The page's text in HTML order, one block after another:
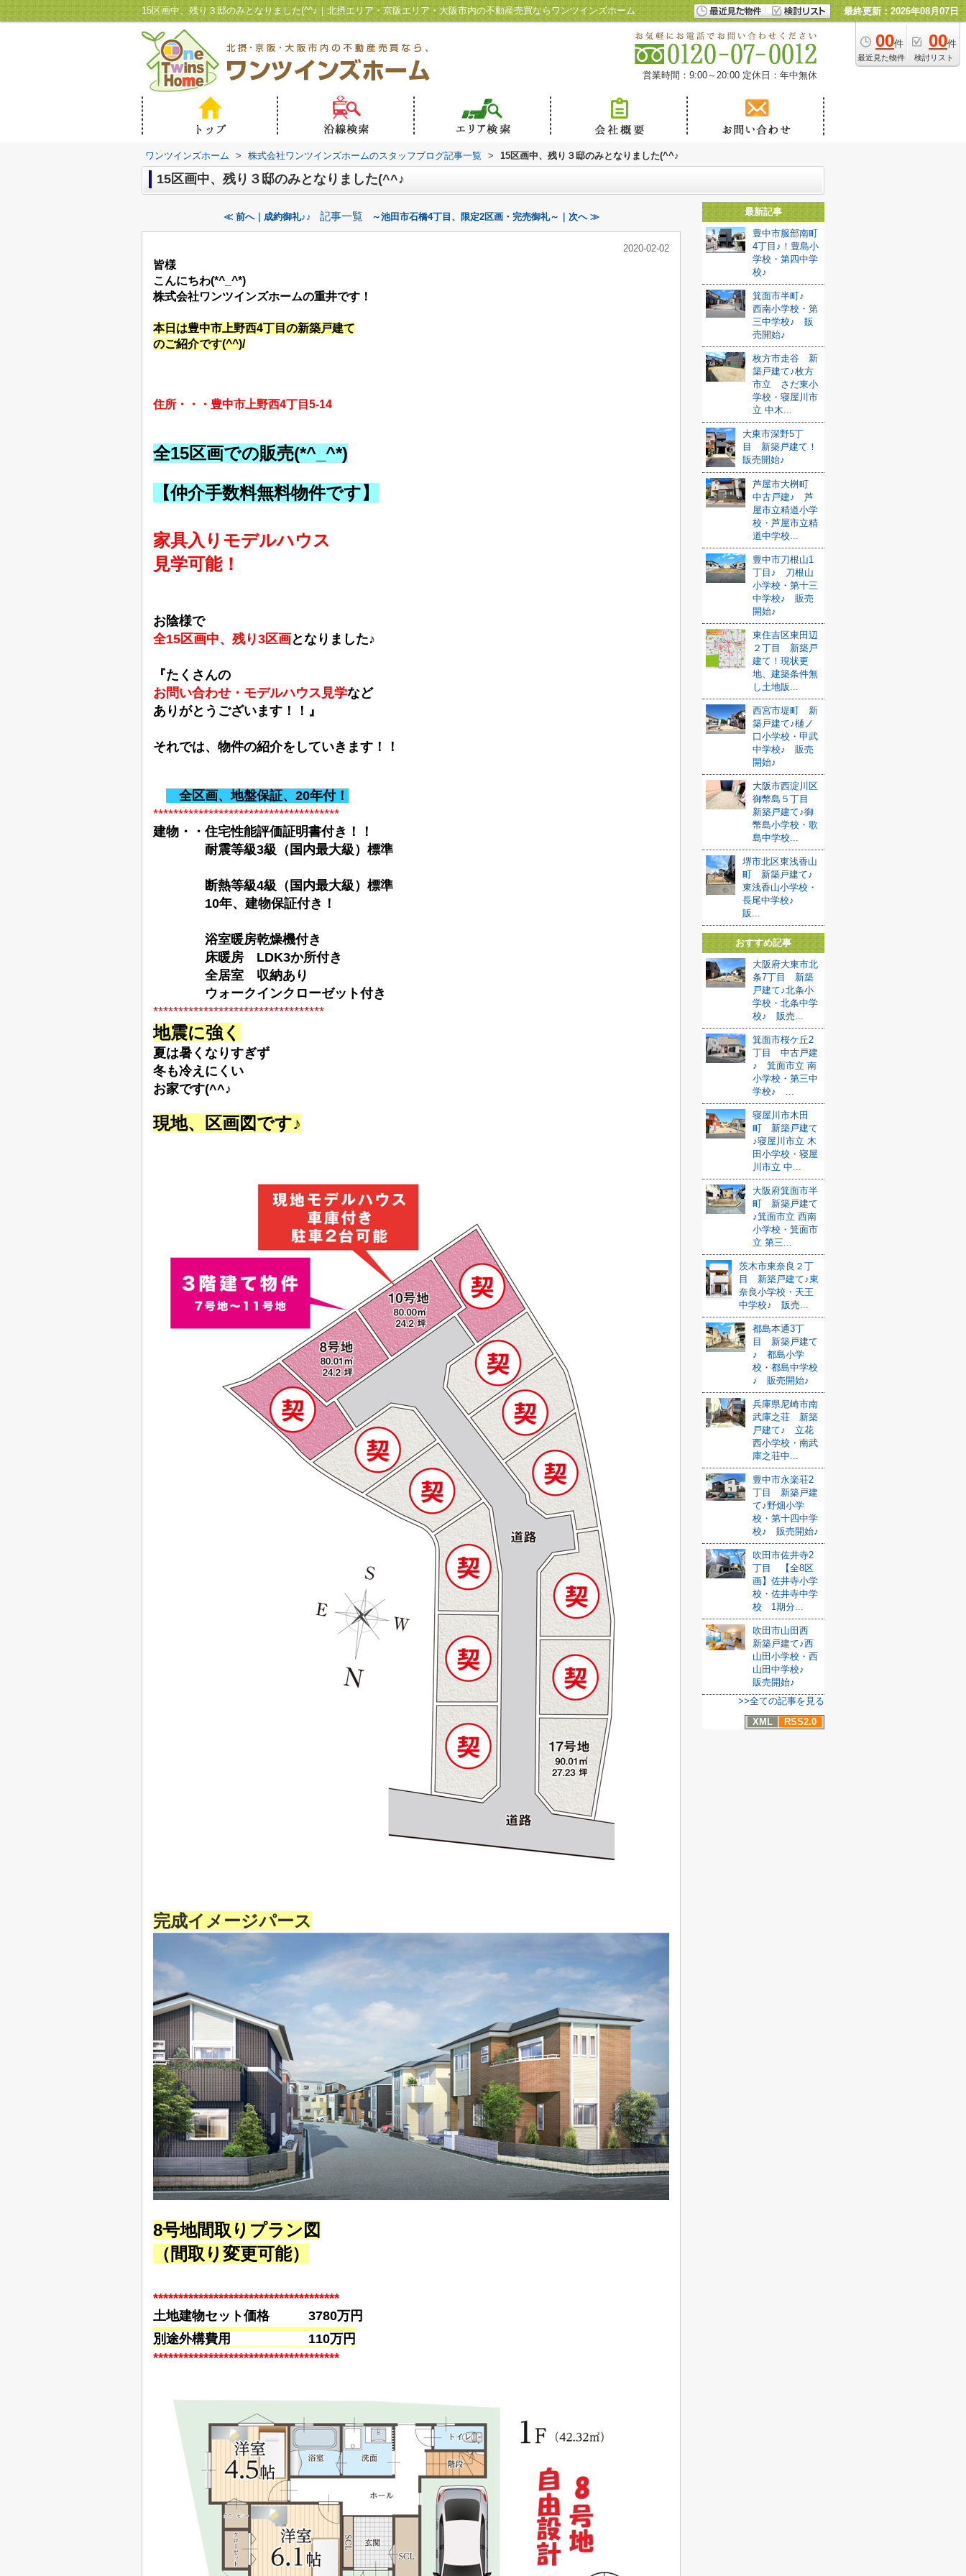
15区画中、残り３邸のみとなりました(^^♪｜北摂エリア・京阪エリア・大阪市内の不動産売買ならワンツインズホーム 最終更新：2026年08月07日
00件
最近見た物件
00件
検討リスト
営業時間：9:00～20:00 定休日：年中無休
ワンツインズホーム > 株式会社ワンツインズホームのスタッフブログ記事一覧 > 15区画中、残り３邸のみとなりました(^^♪
15区画中、残り３邸のみとなりました(^^♪
≪ 前へ｜成約御礼♪♪ 記事一覧 ～池田市石橋4丁目、限定2区画・完売御礼～｜次へ ≫
2020-02-02
皆様
こんにちわ(*^_^*)
株式会社ワンツインズホームの重井です！
本日は豊中市上野西4丁目の新築戸建て
のご紹介です(^^)/
住所・・・豊中市上野西4丁目5-14
全15区画での販売(*^_^*)
【仲介手数料無料物件です】
家具入りモデルハウス
見学可能！
お陰様で
全15区画中、残り3区画となりました♪
『たくさんの
お問い合わせ・モデルハウス見学など
ありがとうございます！！』
それでは、物件の紹介をしていきます！！
全区画、地盤保証、20年付！
*************************************
建物 ・・住宅性能評価証明書付き！！
耐震等級3級（国内最大級）標準
断熱等級4級（国内最大級）標準
10年、建物保証付き！
浴室暖房乾燥機付き
床暖房 LDK3か所付き
全居室 収納あり
ウォークインクローゼット付き
**********************************
地震に強く
夏は暑くなりすぎず
冬も冷えにくい
お家です(^^♪
現地、区画図です♪
完成イメージパース
8号地間取りプラン図
（間取り変更可能）
*************************************
土地建物セット価格 3780万円
別途外構費用 110万円
*************************************
最新記事
豊中市服部南町
4丁目♪！豊島小
学校・第四中学
校♪
箕面市半町♪
西南小学校・第
三中学校♪ 販
売開始♪
枚方市走谷 新
築戸建て♪枚方
市立 さだ東小
学校・寝屋川市
立 中木...
大東市深野5丁
目 新築戸建て！
販売開始♪
芦屋市大桝町
中古戸建♪ 芦
屋市立精道小学
校・芦屋市立精
道中学校...
豊中市刀根山1
丁目♪ 刀根山
小学校・第十三
中学校♪ 販売
開始♪
東住吉区東田辺
２丁目 新築戸
建て！現状更
地、建築条件無
し土地販...
西宮市堤町 新
築戸建て♪樋ノ
口小学校・甲武
中学校♪ 販売
開始♪
大阪市西淀川区
御幣島５丁目
新築戸建て♪御
幣島小学校・歌
島中学校...
堺市北区東浅香山
町 新築戸建て♪
東浅香山小学校・
長尾中学校♪
販...
おすすめ記事
大阪府大東市北
条7丁目 新築
戸建て♪北条小
学校・北条中学
校♪ 販売...
箕面市桜ケ丘2
丁目 中古戸建
♪ 箕面市立 南
小学校・第三中
学校♪ ...
寝屋川市木田
町 新築戸建て
♪寝屋川市立 木
田小学校・寝屋
川市立 中...
大阪府箕面市半
町 新築戸建て
♪箕面市立 西南
小学校・箕面市
立 第三...
茨木市東奈良２丁
目 新築戸建て♪東
奈良小学校・天王
中学校♪ 販売...
都島本通3丁
目 新築戸建て
♪ 都島小学
校・都島中学校
♪ 販売開始♪
兵庫県尼崎市南
武庫之荘 新築
戸建て♪ 立花
西小学校・南武
庫之荘中...
豊中市永楽荘2
丁目 新築戸建
て♪野畑小学
校・第十四中学
校♪ 販売開始♪
吹田市佐井寺2
丁目 【全8区
画】佐井寺小学
校・佐井寺中学
校 1期分...
吹田市山田西
新築戸建て♪西
山田小学校・西
山田中学校♪
販売開始♪
>>全ての記事を見る
XML
RSS2.0